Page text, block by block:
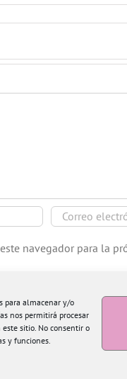
para almacenar y/o
nos permitirá procesar
sitio. No consentir o
y funciones.
navegador para la